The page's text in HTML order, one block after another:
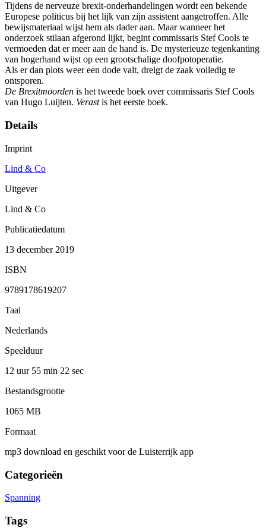
Tijdens de nerveuze brexit-onderhandelingen wordt een bekende
Europese politicus bij het lijk van zijn assistent aangetroffen. Alle
bewijsmateriaal wijst hem als dader aan. Maar wanneer het
onderzoek stilaan afgerond lijkt, begint commissaris Stef Cools te
vermoeden dat er meer aan de hand is. De mysterieuze tegenkanting
van hogerhand wijst op een grootschalige doofpotoperatie.
Als er dan plots weer een dode valt, dreigt de zaak volledig te
ontsporen.
De Brexitmoorden is het tweede boek over commissaris Stef Cools
van Hugo Luijten. Verastis het eerste boek.
Details
Imprint
Lind & Co
Uitgever
Lind & Co
Publicatiedatum
13 december 2019
ISBN
9789178619207
Taal
Nederlands
Speelduur
12 uur 55 min 22 sec
Bestandsgrootte
1065 MB
Formaat
mp3 download en geschikt voor de Luisterrijk app
Categorieën
Spanning
Tags